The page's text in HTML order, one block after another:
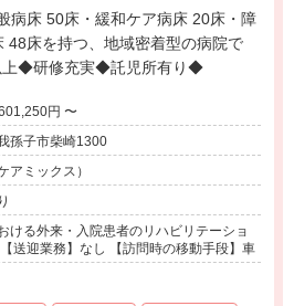
48床を持つ、地域密着型の病院で
以上◆研修充実◆託児所有り◆
年収 3,601,250円 〜
孫子市柴崎1300
アミックス）
ける外来・入院患者のリハビリテーショ
送迎業務】なし 【訪問時の移動手段】車